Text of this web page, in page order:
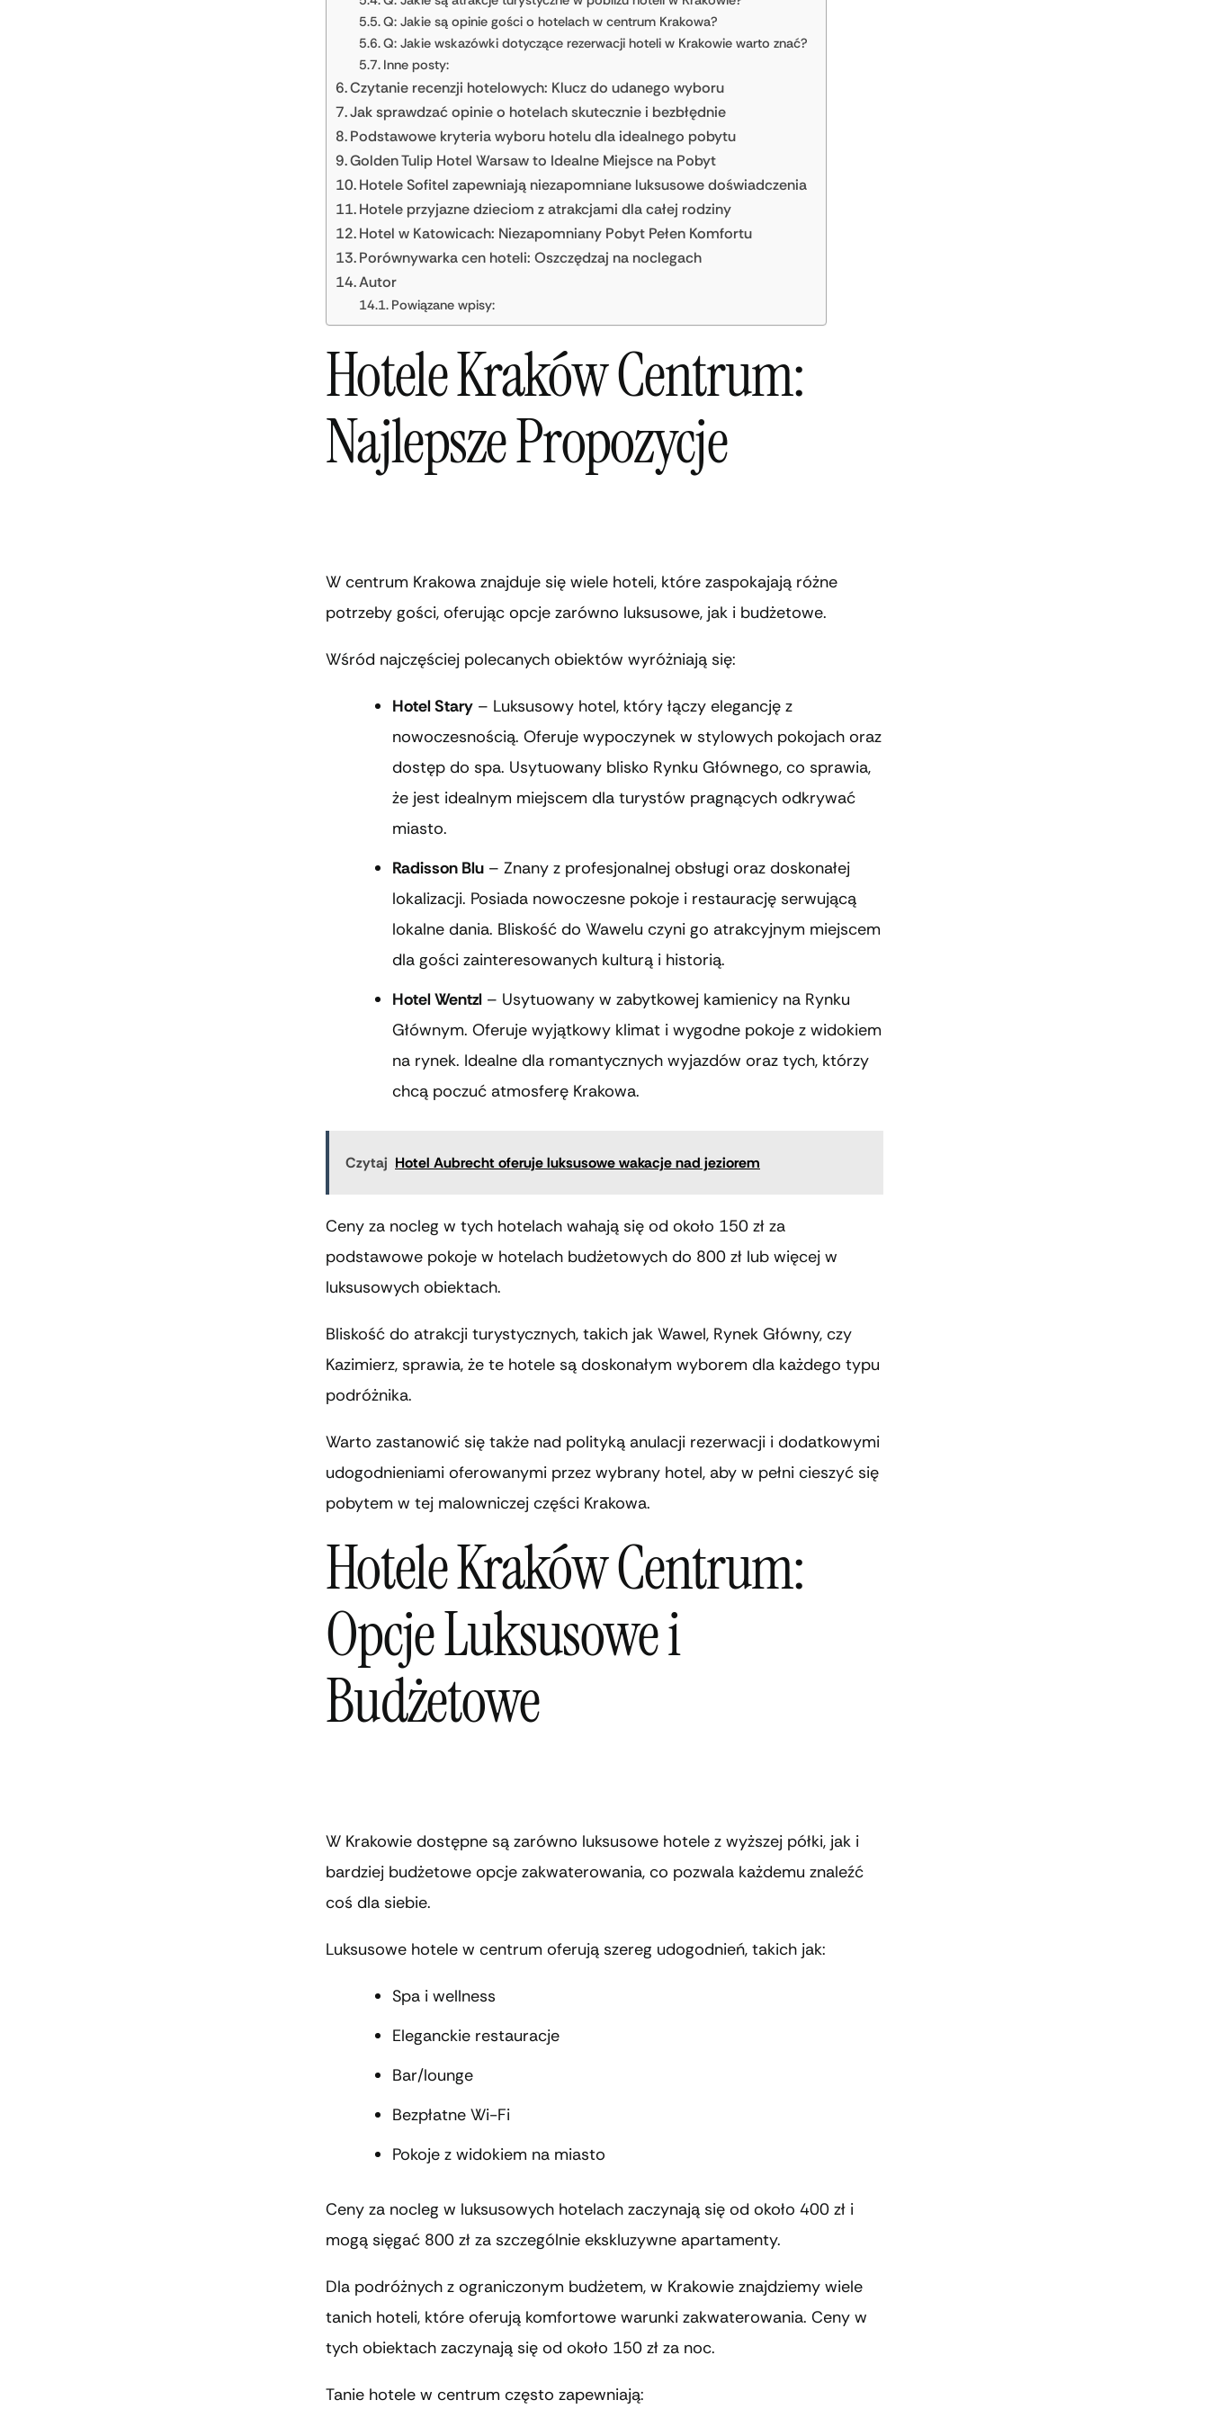
Q: Jakie są opinie gości o hotelach w centrum Krakowa?
Q: Jakie wskazówki dotyczące rezerwacji hoteli w Krakowie warto znać?
Inne posty:
Czytanie recenzji hotelowych: Klucz do udanego wyboru
Jak sprawdzać opinie o hotelach skutecznie i bezbłędnie
Podstawowe kryteria wyboru hotelu dla idealnego pobytu
Golden Tulip Hotel Warsaw to Idealne Miejsce na Pobyt
Hotele Sofitel zapewniają niezapomniane luksusowe doświadczenia
Hotele przyjazne dzieciom z atrakcjami dla całej rodziny
Hotel w Katowicach: Niezapomniany Pobyt Pełen Komfortu
Porównywarka cen hoteli: Oszczędzaj na noclegach
Autor
Powiązane wpisy:
Hotele Kraków Centrum:
Najlepsze Propozycje
W centrum Krakowa znajduje się wiele hoteli, które zaspokajają różne
potrzeby gości, oferując opcje zarówno luksusowe, jak i budżetowe.
Wśród najczęściej polecanych obiektów wyróżniają się:
Hotel Stary – Luksusowy hotel, który łączy elegancję z
nowoczesnością. Oferuje wypoczynek w stylowych pokojach oraz
dostęp do spa. Usytuowany blisko Rynku Głównego, co sprawia,
że jest idealnym miejscem dla turystów pragnących odkrywać
miasto.
Radisson Blu – Znany z profesjonalnej obsługi oraz doskonałej
lokalizacji. Posiada nowoczesne pokoje i restaurację serwującą
lokalne dania. Bliskość do Wawelu czyni go atrakcyjnym miejscem
dla gości zainteresowanych kulturą i historią.
Hotel Wentzl – Usytuowany w zabytkowej kamienicy na Rynku
Głównym. Oferuje wyjątkowy klimat i wygodne pokoje z widokiem
na rynek. Idealne dla romantycznych wyjazdów oraz tych, którzy
chcą poczuć atmosferę Krakowa.
Czytaj Hotel Aubrecht oferuje luksusowe wakacje nad jeziorem
Ceny za nocleg w tych hotelach wahają się od około 150 zł za
podstawowe pokoje w hotelach budżetowych do 800 zł lub więcej w
luksusowych obiektach.
Bliskość do atrakcji turystycznych, takich jak Wawel, Rynek Główny, czy
Kazimierz, sprawia, że te hotele są doskonałym wyborem dla każdego typu
podróżnika.
Warto zastanowić się także nad polityką anulacji rezerwacji i dodatkowymi
udogodnieniami oferowanymi przez wybrany hotel, aby w pełni cieszyć się
pobytem w tej malowniczej części Krakowa.
Hotele Kraków Centrum:
Opcje Luksusowe i
Budżetowe
W Krakowie dostępne są zarówno luksusowe hotele z wyższej półki, jak i
bardziej budżetowe opcje zakwaterowania, co pozwala każdemu znaleźć
coś dla siebie.
Luksusowe hotele w centrum oferują szereg udogodnień, takich jak:
Spa i wellness
Eleganckie restauracje
Bar/lounge
Bezpłatne Wi-Fi
Pokoje z widokiem na miasto
Ceny za nocleg w luksusowych hotelach zaczynają się od około 400 zł i
mogą sięgać 800 zł za szczególnie ekskluzywne apartamenty.
Dla podróżnych z ograniczonym budżetem, w Krakowie znajdziemy wiele
tanich hoteli, które oferują komfortowe warunki zakwaterowania. Ceny w
tych obiektach zaczynają się od około 150 zł za noc.
Tanie hotele w centrum często zapewniają: